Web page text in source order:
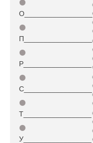
⚫
О_________________
⚫
П_________________
⚫
Р_________________
⚫
С_________________
⚫
Т_________________
⚫
У_________________